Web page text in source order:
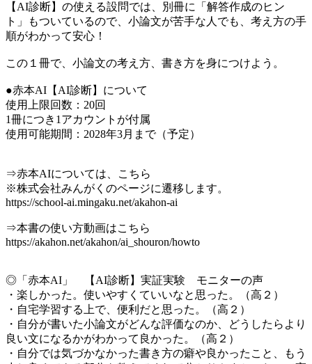
【AI診断】の使える設問では、別冊に「解答作成のヒン
ト」もついているので、小論文が苦手な人でも、考え方の手
順がわかって安心！
この１冊で、小論文の考え方、書き方を身につけよう。
●赤本AI【AI診断】について
使用上限回数：20回
1冊につき1アカウントが付属
使用可能期間：2028年3月まで（予定）
⇒赤本AIについては、こちら
※株式会社みんがくのページに遷移します。
https://school-ai.mingaku.net/akahon-ai
⇒本書の使い方動画はこちら
https://akahon.net/akahon/ai_shouron/howto
◎「赤本AI」 【AI診断】実証実験 モニターの声
・楽しかった。使いやすくていいなと思った。（高２）
・自宅学習する上で、便利だと思った。（高２）
・自分が書いた小論文がどんな評価なのか、どうしたらより
良い文になるかがわかって良かった。（高２）
・自分では気づかなかった書き方の癖や良かったこと、もう